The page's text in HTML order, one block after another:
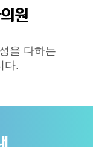
원
을 다하는
다.